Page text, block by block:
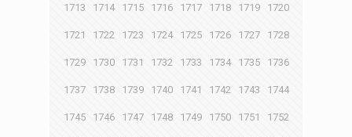
1713 1714 1715 1716 1717 1718 1719 1720
1721 1722 1723 1724 1725 1726 1727 1728
1729 1730 1731 1732 1733 1734 1735 1736
1737 1738 1739 1740 1741 1742 1743 1744
1745 1746 1747 1748 1749 1750 1751 1752